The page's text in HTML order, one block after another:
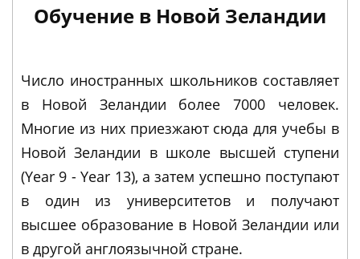
Обучение в Новой Зеландии
Число иностранных школьников составляет
в Новой Зеландии более 7000 человек.
Многие из них приезжают сюда для учебы в
Новой Зеландии в школе высшей ступени
(Year 9 - Year 13), а затем успешно поступают
в один из университетов и получают
высшее образование в Новой Зеландии или
в другой англоязычной стране.